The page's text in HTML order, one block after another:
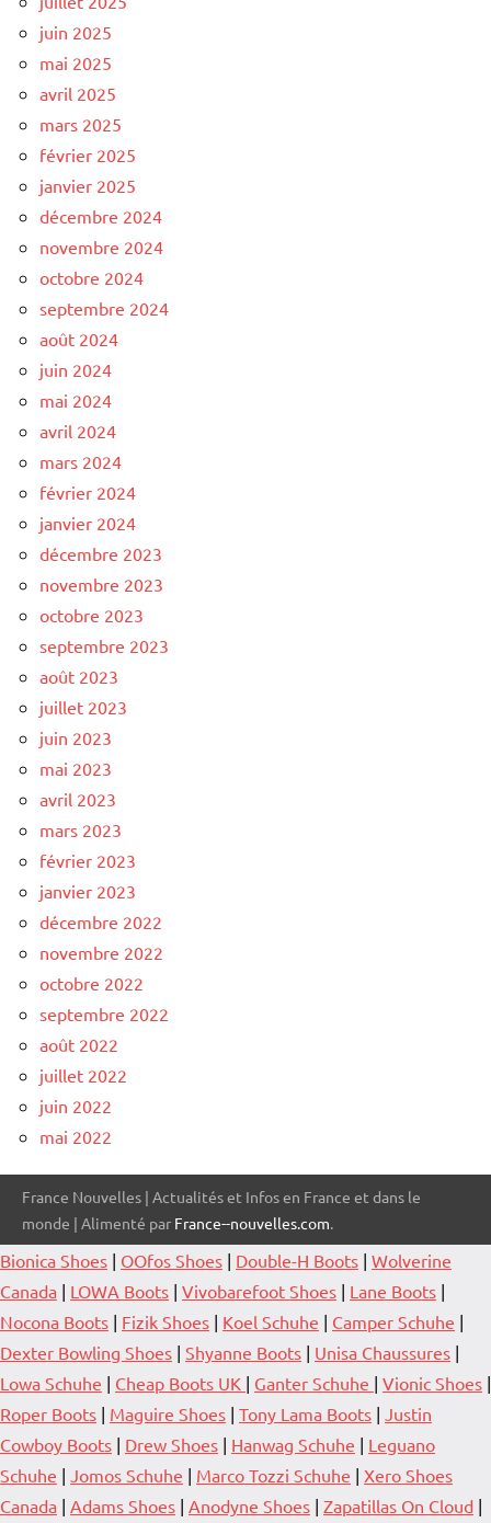
juin 2025
mai 2025
avril 2025
mars 2025
février 2025
janvier 2025
décembre 2024
novembre 2024
octobre 2024
septembre 2024
août 2024
juin 2024
mai 2024
avril 2024
mars 2024
février 2024
janvier 2024
décembre 2023
novembre 2023
octobre 2023
septembre 2023
août 2023
juillet 2023
juin 2023
mai 2023
avril 2023
mars 2023
février 2023
janvier 2023
décembre 2022
novembre 2022
octobre 2022
septembre 2022
août 2022
juillet 2022
juin 2022
mai 2022
France Nouvelles | Actualités et Infos en France et dans le
monde | Alimenté par France--nouvelles.com.
Bionica Shoes | OOfos Shoes | Double-H Boots | Wolverine
Canada | LOWA Boots | Vivobarefoot Shoes | Lane Boots |
Nocona Boots | Fizik Shoes | Koel Schuhe | Camper Schuhe |
Dexter Bowling Shoes | Shyanne Boots | Unisa Chaussures |
Lowa Schuhe | Cheap Boots UK | Ganter Schuhe | Vionic Shoes |
Roper Boots | Maguire Shoes | Tony Lama Boots | Justin
Cowboy Boots | Drew Shoes | Hanwag Schuhe | Leguano
Schuhe | Jomos Schuhe | Marco Tozzi Schuhe | Xero Shoes
Canada | Adams Shoes | Anodyne Shoes | Zapatillas On Cloud |